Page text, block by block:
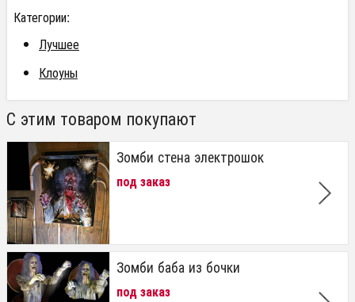
Категории:
Лучшее
Клоуны
С этим товаром покупают
Зомби стена электрошок
под заказ
Зомби баба из бочки
под заказ